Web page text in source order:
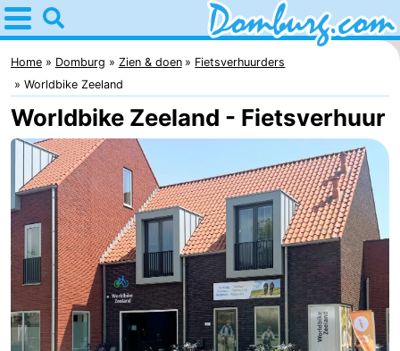
Home
Domburg
Tips
Voor
kinderen
Webcam
Webcam
Webcam
Strand
Overnachten
Appartementen
Home Domburg Zien & doen
Fietsverhuurders
Worldbike Zeeland
Worldbike Zeeland - Fietsverhuur